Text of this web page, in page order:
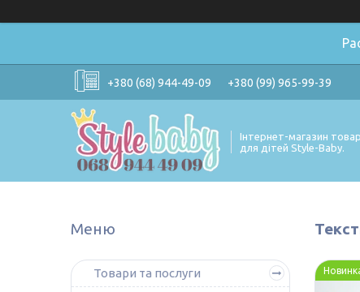
+380 (68) 944-49-09 +380 (99) 965-99-39
Інтернет-магазин
для дітей Style-Baby.
Товари та послуги